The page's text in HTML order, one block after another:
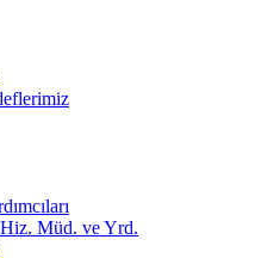
Müd. ve Yrd.